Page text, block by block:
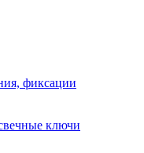
фиксации
ключи